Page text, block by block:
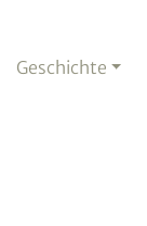
Geschichte